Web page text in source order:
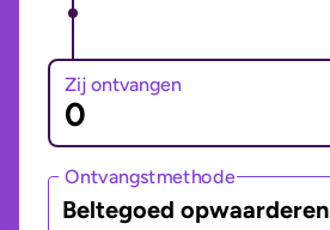
Zij ontvangen
Ontvangstmethode
Beltegoed opwaarderen